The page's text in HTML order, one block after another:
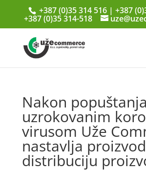
+387 (0)35 314 516 | +387
+387 (0)35 314-518
Nakon
uzrokovanim
virusom Uže
nastavlja
distribuciju